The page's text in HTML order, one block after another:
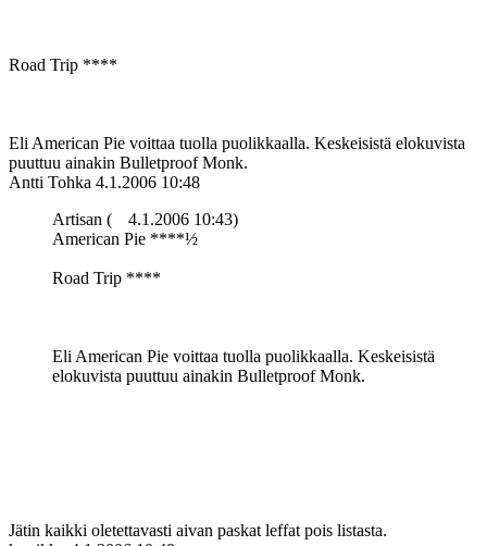
Road Trip ****
Eli American Pie voittaa tuolla puolikkaalla. Keskeisistä elokuvista
puuttuu ainakin Bulletproof Monk.
Antti Tohka 4.1.2006 10:48
Artisan (
4.1.2006 10:43)
American Pie ****½
Road Trip ****
Eli American Pie voittaa tuolla puolikkaalla. Keskeisistä
elokuvista puuttuu ainakin Bulletproof Monk.
Jätin kaikki oletettavasti aivan paskat leffat pois listasta.